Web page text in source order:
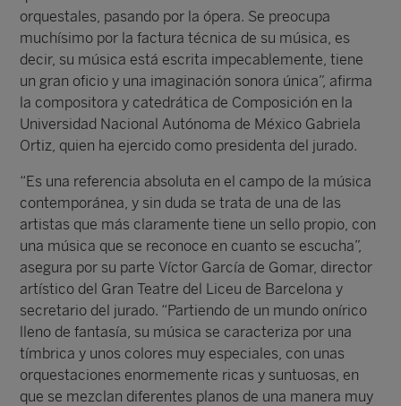
orquestales, pasando por la ópera. Se preocupa
muchísimo por la factura técnica de su música, es
decir, su música está escrita impecablemente, tiene
un gran oficio y una imaginación sonora única”, afirma
la compositora y catedrática de Composición en la
Universidad Nacional Autónoma de México Gabriela
Ortiz, quien ha ejercido como presidenta del jurado.
“Es una referencia absoluta en el campo de la música
contemporánea, y sin duda se trata de una de las
artistas que más claramente tiene un sello propio, con
una música que se reconoce en cuanto se escucha”,
asegura por su parte Víctor García de Gomar, director
artístico del Gran Teatre del Liceu de Barcelona y
secretario del jurado. “Partiendo de un mundo onírico
lleno de fantasía, su música se caracteriza por una
tímbrica y unos colores muy especiales, con unas
orquestaciones enormemente ricas y suntuosas, en
que se mezclan diferentes planos de una manera muy